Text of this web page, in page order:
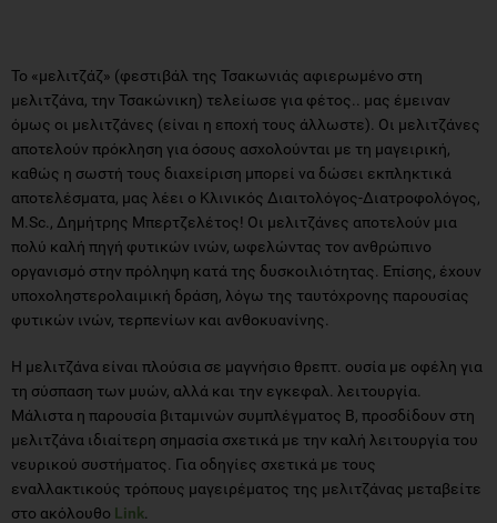
Το «μελιτζάζ» (φεστιβάλ της Τσακωνιάς αφιερωμένο στη
μελιτζάνα, την Τσακώνικη) τελείωσε για φέτος.. μας έμειναν
όμως οι μελιτζάνες (είναι η εποχή τους άλλωστε). Οι μελιτζάνες
αποτελούν πρόκληση για όσους ασχολούνται με τη μαγειρική,
καθώς η σωστή τους διαχείριση μπορεί να δώσει εκπληκτικά
αποτελέσματα, μας λέει ο Κλινικός Διαιτολόγος-Διατροφολόγος,
M.Sc., Δημήτρης Μπερτζελέτος! Οι μελιτζάνες αποτελούν μια
πολύ καλή πηγή φυτικών ινών, ωφελώντας τον ανθρώπινο
οργανισμό στην πρόληψη κατά της δυσκοιλιότητας. Επίσης, έχουν
υποχοληστερολαιμική δράση, λόγω της ταυτόχρονης παρουσίας
φυτικών ινών, τερπενίων και ανθοκυανίνης.
Η μελιτζάνα είναι πλούσια σε μαγνήσιο θρεπτ. ουσία με οφέλη για
τη σύσπαση των μυών, αλλά και την εγκεφαλ. λειτουργία.
Μάλιστα η παρουσία βιταμινών συμπλέγματος Β, προσδίδουν στη
μελιτζάνα ιδιαίτερη σημασία σχετικά με την καλή λειτουργία του
νευρικού συστήματος. Για οδηγίες σχετικά με τους
εναλλακτικούς τρόπους μαγειρέματος της μελιτζάνας μεταβείτε
στο ακόλουθο Link